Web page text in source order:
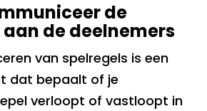
de
de deelnemers
van spelregels is een
dat bepaalt of je
verloopt of vastloopt in